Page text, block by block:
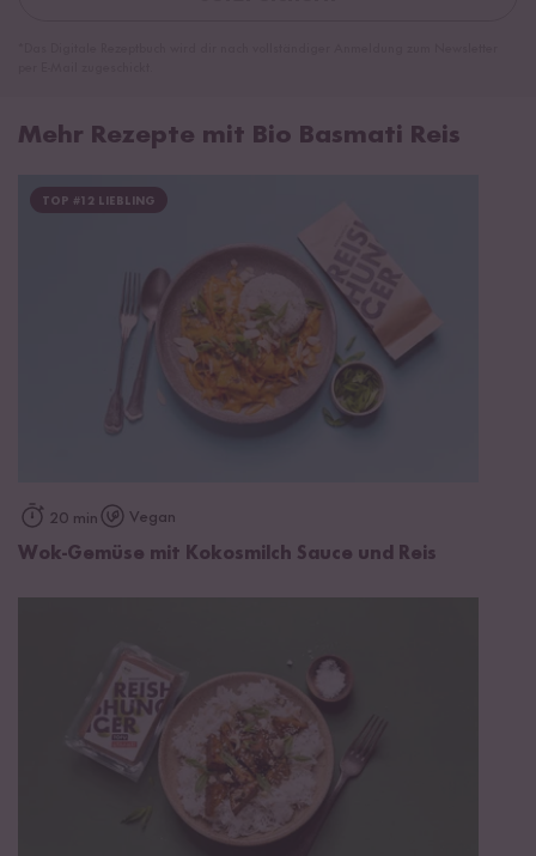
Mehr Rezepte mit Bio Basmati Reis
TOP #12 LIEBLING
20 min Vegan
Wok-Gemüse mit Kokosmilch Sauce und Reis